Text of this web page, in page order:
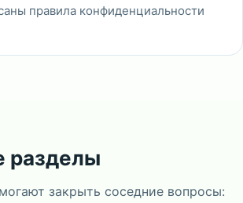
правила конфиденциальности
разделы
закрыть соседние вопросы: